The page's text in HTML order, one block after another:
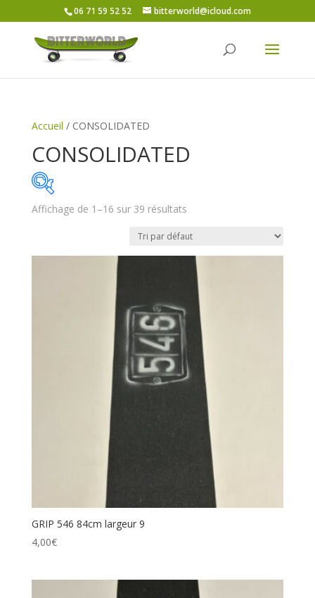
06 71 59 52 52 bitterworld@icloud.com
Accueil / CONSOLIDATED
CONSOLIDATED
Price:4€—50€
Catégories de produits
Catégories de produits
Étiquettes produit
Affichage de 1–16 sur 39 résultats
GRIP 546 84cm largeur 9
4,00€